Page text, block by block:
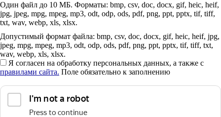
Один файл до 10 МБ. Форматы: bmp, csv, doc, docx, gif, heic, heif,
jpg, jpeg, mpg, mpeg, mp3, odt, odp, ods, pdf, png, ppt, pptx, tif, tiff,
txt, wav, webp, xls, xlsx.
Допустимый формат файла: bmp, csv, doc, docx, gif, heic, heif, jpg,
jpeg, mpg, mpeg, mp3, odt, odp, ods, pdf, png, ppt, pptx, tif, tiff, txt,
wav, webp, xls, xlsx.
Я согласен на обработку персональных данных, а также с
правилами сайта. Поле обязательно к заполнению